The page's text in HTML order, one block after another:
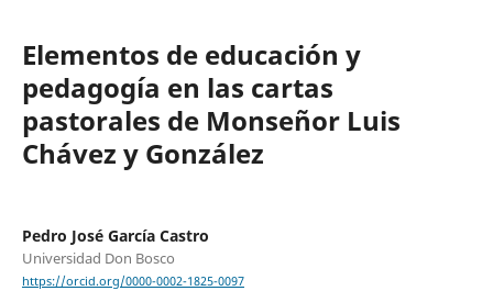
Elementos de educación y
pedagogía en las cartas
pastorales de Monseñor Luis
Chávez y González
Pedro José García Castro
Universidad Don Bosco
https://orcid.org/0000-0002-1825-0097